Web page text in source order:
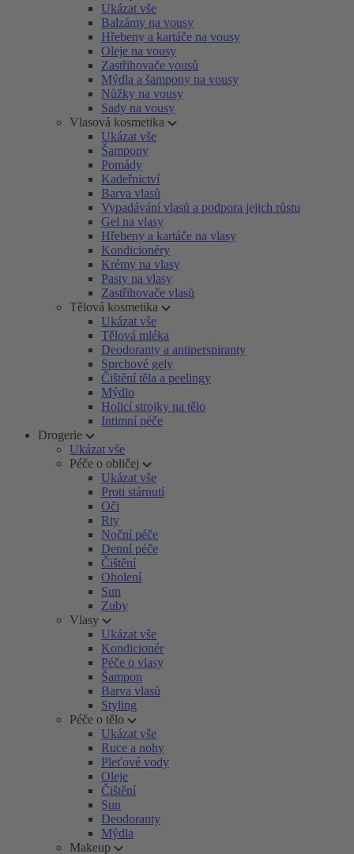
Ukázat vše
Balzámy na vousy
Hřebeny a kartáče na vousy
Oleje na vousy
Zastřihovače vousů
Mýdla a šampony na vousy
Nůžky na vousy
Sady na vousy
Vlasová kosmetika
Ukázat vše
Šampony
Pomády
Kadeřnictví
Barva vlasů
Vypadávání vlasů a podpora jejich růstu
Gel na vlasy
Hřebeny a kartáče na vlasy
Kondicionéry
Krémy na vlasy
Pasty na vlasy
Zastřihovače vlasů
Tělová kosmetika
Ukázat vše
Tělová mléka
Deodoranty a antiperspiranty
Sprchové gely
Čištění těla a peelingy
Mýdlo
Holicí strojky na tělo
Intimní péče
Drogerie
Ukázat vše
Péče o obličej
Ukázat vše
Proti stárnutí
Oči
Rty
Noční péče
Denní péče
Čištění
Oholení
Sun
Zuby
Vlasy
Ukázat vše
Kondicionér
Péče o vlasy
Šampon
Barva vlasů
Styling
Péče o tělo
Ukázat vše
Ruce a nohy
Pleťové vody
Oleje
Čištění
Sun
Deodoranty
Mýdla
Makeup